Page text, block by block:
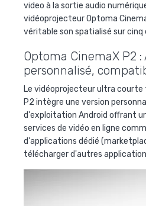
video à la sortie audio
vidéoprojecteur Optoma
véritable son spatialisé sur cinq
Optoma CinemaX P2 :
personnalisé,
Le vidéoprojecteur ultra courte
P2 intègre une version
d'exploitation Android offrant
services de vidéo en ligne
d'applications dédié
télécharger d'autres